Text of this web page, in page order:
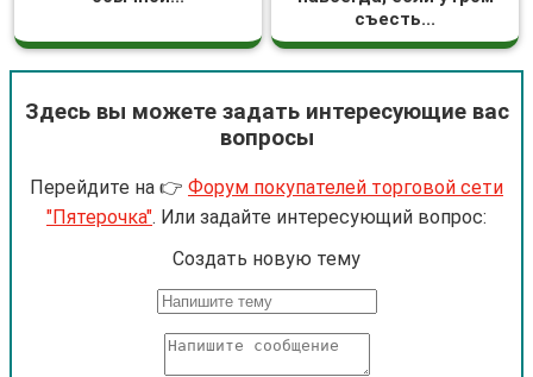
съесть...
Здесь вы можете задать интересующие вас
вопросы
Перейдите на 👉 Форум покупателей торговой сети
"Пятерочка". Или задайте интересующий вопрос:
Cоздать новую тему